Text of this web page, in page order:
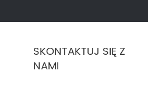
SKONTAKTUJ SIĘ Z
NAMI